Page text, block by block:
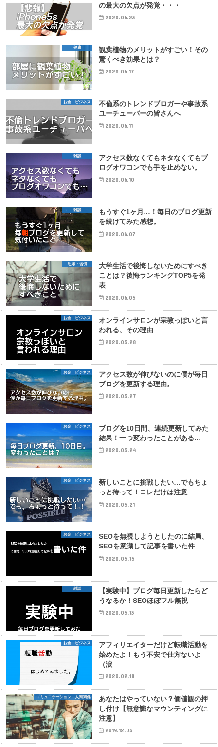
の最大の欠点が発覚・・・
2020.06.23
健康
観葉植物のメリットがすごい！その
驚くべき効果とは？
2020.06.17
お金・ビジネス
不倫系のトレンドブロガーや事故系
ユーチューバーの皆さんへ
2020.06.11
雑談
アクセス数なくてもネタなくてもブ
ログオワコンでも手を止めない。
2020.06.10
雑談
もうすぐ1ヶ月…！毎日のブログ更新
を続けてみた感想。
2020.06.07
思考・習慣
大学生活で後悔しないためにすべき
ことは？後悔ランキングTOP5を発
表
2020.06.05
お金・ビジネス
オンラインサロンが宗教っぽいと言
われる、その理由
2020.05.28
お金・ビジネス
アクセス数が伸びないのに僕が毎日
ブログを更新する理由。
2020.05.27
お金・ビジネス
ブログを10日間、連続更新してみた
結果！一つ変わったことがある…
2020.05.24
お金・ビジネス
新しいことに挑戦したい…でもちょ
っと待って！コレだけは注意
2020.05.21
お金・ビジネス
SEOを無視しようとしたのに結局、
SEOを意識して記事を書いた件
2020.05.15
雑談
【実験中】ブログ毎日更新したらど
うなるか！SEOほぼフル無視
2020.05.13
お金・ビジネス
アフィリエイターだけど転職活動を
始めたよ！もう不安で仕方ないよ
（涙
2020.02.18
コミュニケーション・人間関係
あなたはやっていない？価値観の押
し付け【無意識なマウンティングに
注意】
2019.12.05